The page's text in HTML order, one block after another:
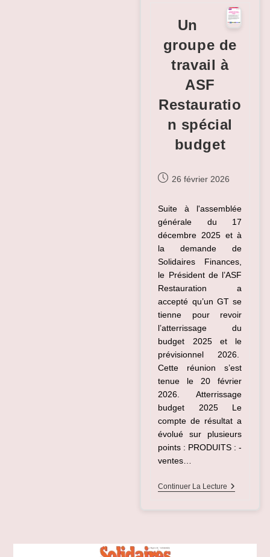
Juin
2026
Un
groupe de
travail à
ASF
Restauratio
n spécial
budget
Publication
26 février 2026
Suite à l'assemblée
générale du 17
décembre 2025 et à
la demande de
Solidaires Finances,
le Président de l’ASF
Restauration a
accepté qu’un GT se
tienne pour revoir
l’atterrissage du
budget 2025 et le
prévisionnel 2026.
Cette réunion s’est
tenue le 20 février
2026. Atterrissage
budget 2025 Le
compte de résultat a
évolué sur plusieurs
points : PRODUITS : -
ventes…
Continuer La Lecture Un